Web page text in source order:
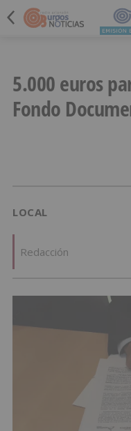
5.000 euros
Fondo
LOCAL
Redacción